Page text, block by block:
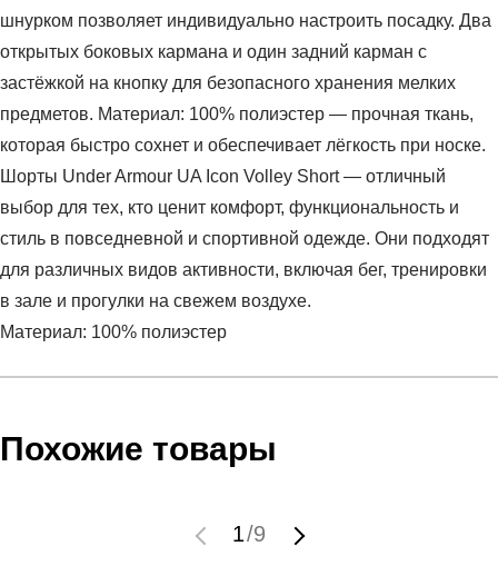
шнурком позволяет индивидуально настроить посадку. Два
открытых боковых кармана и один задний карман с
застёжкой на кнопку для безопасного хранения мелких
предметов. Материал: 100% полиэстер — прочная ткань,
которая быстро сохнет и обеспечивает лёгкость при носке.
Шорты Under Armour UA Icon Volley Short — отличный
выбор для тех, кто ценит комфорт, функциональность и
стиль в повседневной и спортивной одежде. Они подходят
для различных видов активности, включая бег, тренировки
в зале и прогулки на свежем воздухе.
Материал: 100% полиэстер
Пол:мужской
спортивный стиль
Заказ берется в работу только после оплаты счета.
Счет заранее согласовывается с клиентом.
выставления счета менеджером.
Похожие товары
1/9